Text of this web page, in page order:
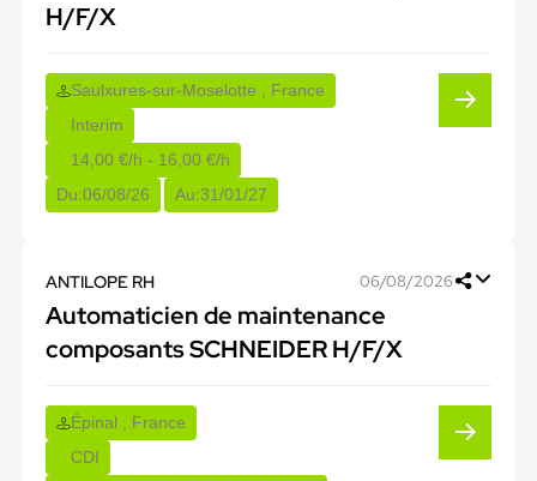
H/F/X
Saulxures-sur-Moselotte , France
Interim
14,00 €/h - 16,00 €/h
Du:06/08/26 Au:31/01/27
ANTILOPE RH 06/08/2026
Automaticien de maintenance
composants SCHNEIDER H/F/X
Épinal , France
CDI